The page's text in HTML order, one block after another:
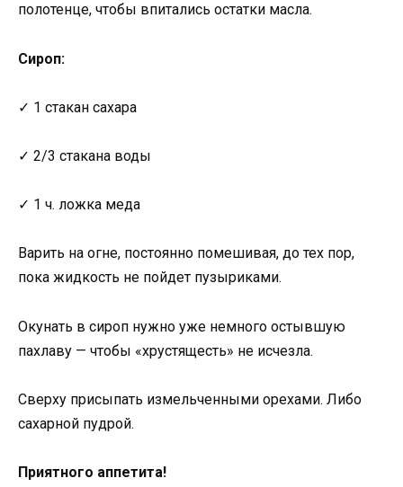
полотенце, чтобы впитались остатки масла.
Сироп:
✓ 1 стакан сахара
✓ 2/3 стакана воды
✓ 1 ч. ложка меда
Варить на огне, постоянно помешивая, до тех пор,
пока жидкость не пойдет пузыриками.
Окунать в сироп нужно уже немного остывшую
пахлаву — чтобы «хрустящесть» не исчезла.
Сверху присыпать измельченными орехами. Либо
сахарной пудрой.
Приятного аппетита!